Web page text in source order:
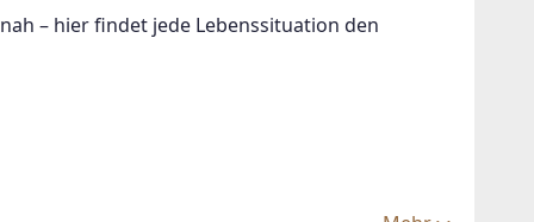
– hier findet jede Lebenssituation den